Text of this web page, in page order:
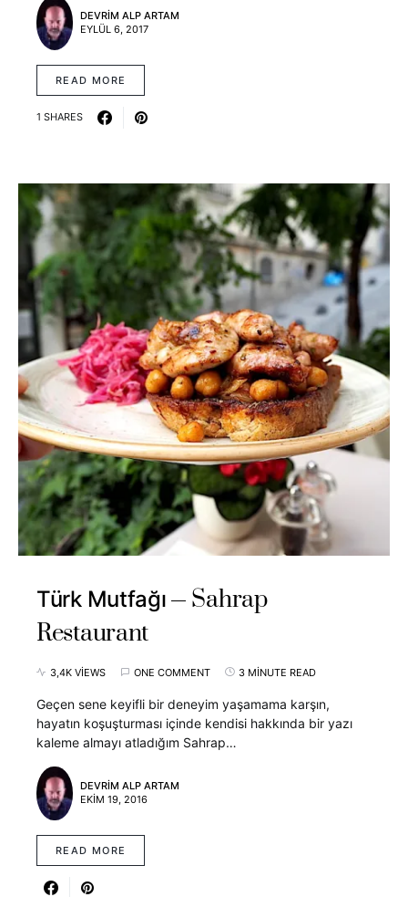
DEVRIM ALP ARTAM
EYLÜL 6, 2017
READ MORE
1 SHARES
Türk Mutfağı
Sahrap
Restaurant
3,4K VIEWS ONE COMMENT 3 MINUTE READ
Geçen sene keyifli bir deneyim yaşamama karşın,
hayatın koşuşturması içinde kendisi hakkında bir yazı
kaleme almayı atladığım Sahrap…
DEVRIM ALP ARTAM
EKIM 19, 2016
READ MORE